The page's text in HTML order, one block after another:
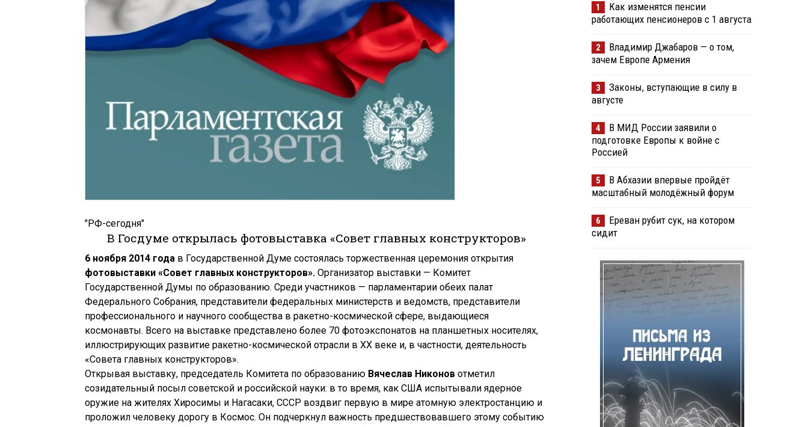
"РФ-сегодня"
В Госдуме открылась фотовыставка «Совет главных конструкторов»
6 ноября 2014 года в Государственной Думе состоялась торжественная церемония открытия
фотовыставки «Совет главных конструкторов». Организатор выставки — Комитет
Государственной Думы по образованию. Среди участников — парламентарии обеих палат
Федерального Собрания, представители федеральных министерств и ведомств, представители
профессионального и научного сообщества в ракетно-космической сфере, выдающиеся
космонавты. Всего на выставке представлено более 70 фотоэкспонатов на планшетных носителях,
иллюстрирующих развитие ракетно-космической отрасли в ХХ веке и, в частности, деятельность
«Совета главных конструкторов».
Открывая выставку, председатель Комитета по образованию Вячеслав Никонов отметил
созидательный посыл советской и российской науки: в то время, как США испытывали ядерное
оружие на жителях Хиросимы и Нагасаки, СССР воздвиг первую в мире атомную электростанцию и
проложил человеку дорогу в Космос. Он подчеркнул важность предшествовавшего этому событию
1
Как изменятся пенсии
работающих пенсионеров с 1 августа
2
Владимир Джабаров — о том,
зачем Европе Армения
3
Законы, вступающие в силу в
августе
4
В МИД России заявили о
подготовке Европы к войне с
Россией
5
В Абхазии впервые пройдёт
масштабный молодёжный форум
6
Ереван рубит сук, на котором
сидит